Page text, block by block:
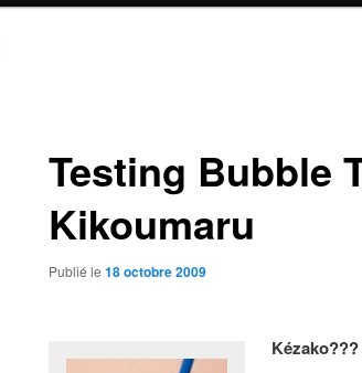
Testing Bubble
Kikoumaru
Publié le 18 octobre 2009
Kézako???